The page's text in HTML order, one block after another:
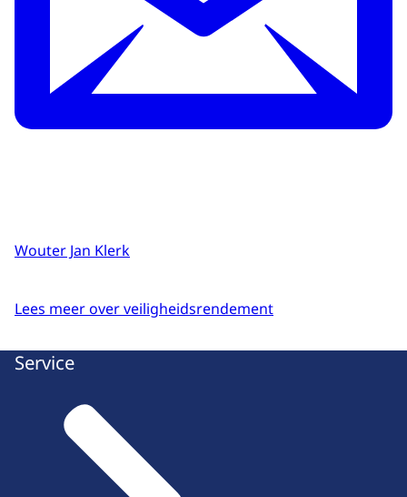
Wouter Jan Klerk
Lees meer over veiligheidsrendement
Service